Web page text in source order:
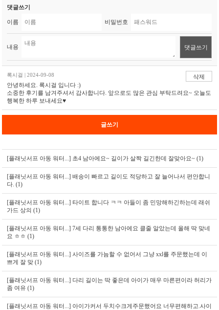
댓글쓰기
이름 비밀번호
내용 댓글쓰기
록시걸 | 2024-09-08
삭제
안녕하세요. 록시걸 입니다 :)
소중한 후기를 남겨주셔서 감사합니다. 앞으로도 많은 관심 부탁드려요~ 오늘도
행복한 하루 보내세요♥
글쓰기
[플래닛서프 아동 워터...] 초4 남아에요~ 길이가 살짝 길긴한데 잘맞아요~ (1)
[플래닛서프 아동 워터...]배송이 빠르고 길이도 적당하고 잘 늘어나서 편안합니
다. (1)
[플래닛서프 아동 워터...] 타이트 합니다 ㅋㅋ 아들이 좀 민망해하긴하는데 래쉬
가드 상의 (1)
[플래닛서프 아동 워터...]7세 다리 통통한 남아에요 클줄 알았는데 올해 딱 맞네
요 ㅎㅎ (1)
[플래닛서프 아동 워터...]사이즈를 가늠할 수 없어서 그냥 xxl를 주문했는데 이
쁘게 잘 맞 (1)
[플래닛서프 아동 워터...] 다리 길이는 딱 좋은데 아이가 매우 마른편이라 허리가
좀 여유 (1)
[플래닛서프 아동 워터...] 아이가커서 두치수크게주문했어요 너무편해하고.사이